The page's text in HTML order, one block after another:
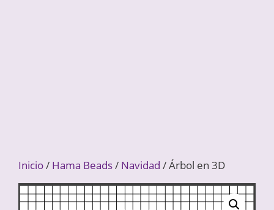
Inicio/ Hama Beads/ Navidad / Árbol en 3D